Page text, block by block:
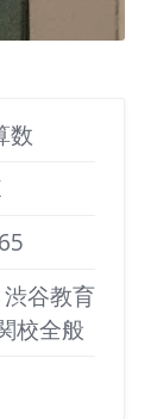
数
谷教育
校全般